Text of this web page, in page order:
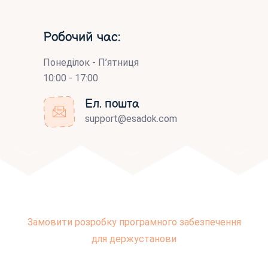
Робочий час:
Понеділок - П’ятниця
10:00 - 17:00
Ел. пошта
support@esadok.com
Замовити розробку програмного забезпечення
для держустанови